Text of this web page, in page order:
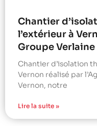
Chantier
l’extérieur à
Groupe Verlaine
Chantier d’isolation
Vernon réalisé par
Vernon, notre
Lire la suite »